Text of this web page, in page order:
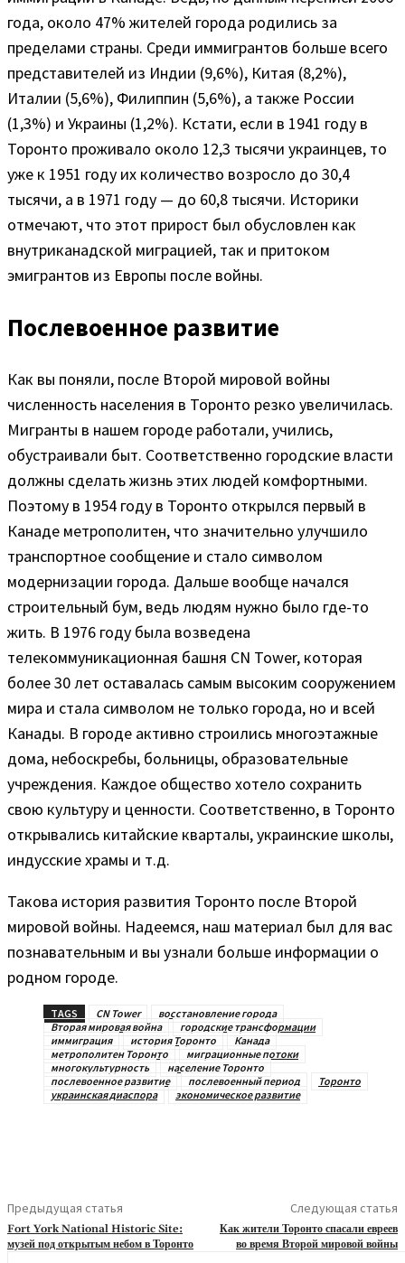
года, около 47% жителей города родились за
пределами страны. Среди иммигрантов больше всего
представителей из Индии (9,6%), Китая (8,2%),
Италии (5,6%), Филиппин (5,6%), а также России
(1,3%) и Украины (1,2%). Кстати, если в 1941 году в
Торонто проживало около 12,3 тысячи украинцев, то
уже к 1951 году их количество возросло до 30,4
тысячи, а в 1971 году — до 60,8 тысячи. Историки
отмечают, что этот прирост был обусловлен как
внутриканадской миграцией, так и притоком
эмигрантов из Европы после войны.
Послевоенное развитие
Как вы поняли, после Второй мировой войны
численность населения в Торонто резко увеличилась.
Мигранты в нашем городе работали, учились,
обустраивали быт. Соответственно городские власти
должны сделать жизнь этих людей комфортными.
Поэтому в 1954 году в Торонто открылся первый в
Канаде метрополитен, что значительно улучшило
транспортное сообщение и стало символом
модернизации города. Дальше вообще начался
строительный бум, ведь людям нужно было где-то
жить. В 1976 году была возведена
телекоммуникационная башня CN Tower, которая
более 30 лет оставалась самым высоким сооружением
мира и стала символом не только города, но и всей
Канады. В городе активно строились многоэтажные
дома, небоскребы, больницы, образовательные
учреждения. Каждое общество хотело сохранить
свою культуру и ценности. Соответственно, в Торонто
открывались китайские кварталы, украинские школы,
индусские храмы и т.д.
Такова история развития Торонто после Второй
мировой войны. Надеемся, наш материал был для вас
познавательным и вы узнали больше информации о
родном городе.
TAGS CN Tower
восстановление города
Вторая мировая война
городские трансформации
иммиграция
история Торонто
Канада
метрополитен Торонто
миграционные потоки
многокультурность
население Торонто
послевоенное развитие
послевоенный период
Торонто
украинская диаспора
экономическое развитие
Предыдущая статья
Fort York National Historic Site:
музей под открытым небом в Торонто
Следующая статья
Как жители Торонто спасали евреев
во время Второй мировой войны